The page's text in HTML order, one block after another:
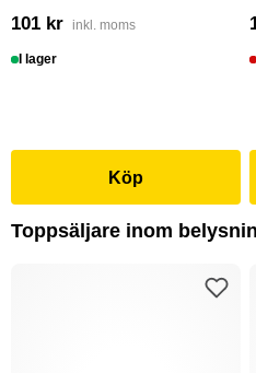
101 kr inkl. moms
I lager
Köp
Toppsäljare inom